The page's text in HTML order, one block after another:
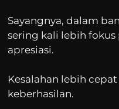
Sayangnya, dalam
sering kali lebih
apresiasi.
Kesalahan lebih
keberhasilan.